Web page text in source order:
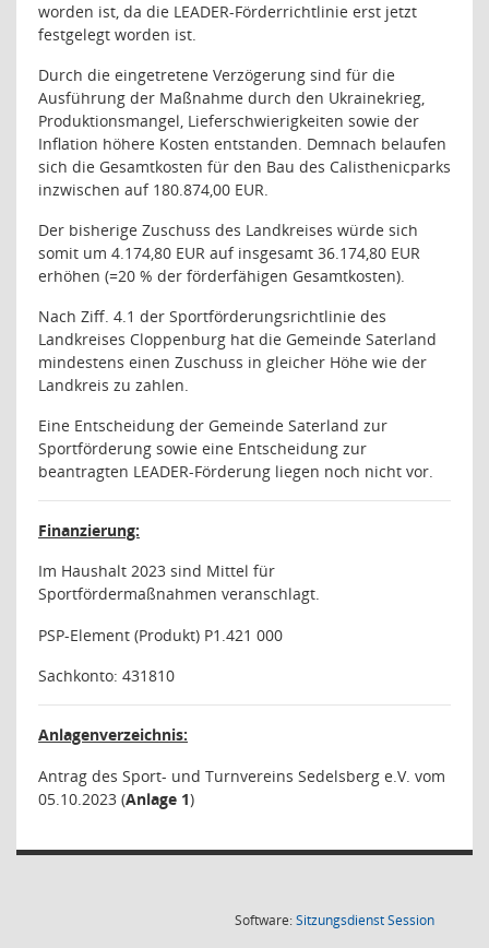
worden ist, da die LEADER-Förderrichtlinie erst jetzt
festgelegt worden ist.
Durch die eingetretene Verzögerung sind für die
Ausführung der Maßnahme durch den Ukrainekrieg,
Produktionsmangel, Lieferschwierigkeiten sowie der
Inflation höhere Kosten entstanden. Demnach belaufen
sich die Gesamtkosten für den Bau des Calisthenicparks
inzwischen auf 180.874,00 EUR.
Der bisherige Zuschuss des Landkreises würde sich
somit um 4.174,80 EUR auf insgesamt 36.174,80 EUR
erhöhen (=20 % der förderfähigen Gesamtkosten).
Nach Ziff. 4.1 der Sportförderungsrichtlinie des
Landkreises Cloppenburg hat die Gemeinde Saterland
mindestens einen Zuschuss in gleicher Höhe wie der
Landkreis zu zahlen.
Eine Entscheidung der Gemeinde Saterland zur
Sportförderung sowie eine Entscheidung zur
beantragten LEADER-Förderung liegen noch nicht vor.
Finanzierung:
Im Haushalt 2023 sind Mittel für
Sportfördermaßnahmen veranschlagt.
PSP-Element (Produkt) P1.421 000
Sachkonto: 431810
Anlagenverzeichnis:
Antrag des Sport- und Turnvereins Sedelsberg e.V. vom
05.10.2023 (Anlage 1)
Software:SitzungsdienstSession(Wird in